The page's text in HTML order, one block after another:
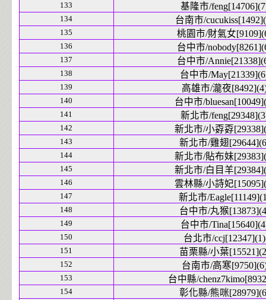
133 基隆市/
134 台南市/
135 桃園市/財氣女
136 台中市/
137 台中市/
138 台中市/
139 高雄市/瀧夜
140 台中市/
141 新北市/
142 新北市/小孬孬
143 新北市/雞翅
144 新北市/貼布妹
145 新北市/白目羊
146 雲林縣/小詩妃
147 新北市/
148 台中市/丸猴
149 台中市/
150 台北市/ccj[12347](1)
151 苗栗縣/小葉
152 台南市/高寒
153 台中縣/
154 彰化縣/熊咪